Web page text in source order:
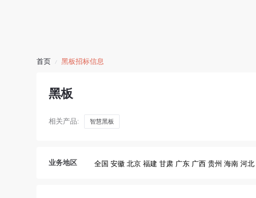
首页 / 黑板招标信息
黑板
相关产品: 智慧黑板
业务地区 全国 安徽 北京 福建 甘肃 广东 广西 贵州 海南 河北